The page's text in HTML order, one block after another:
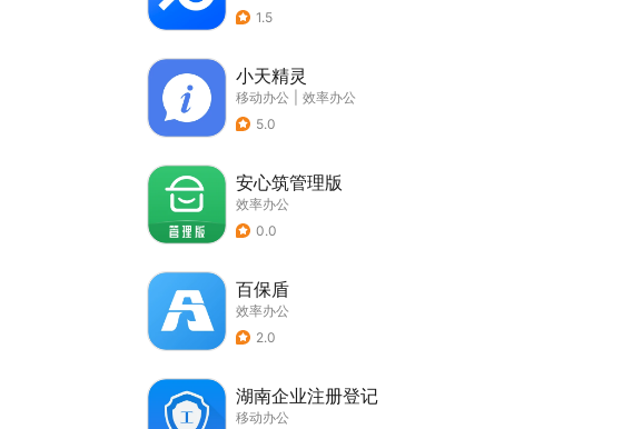
1.5
小天精灵
移动办公
效率办公
5.0
安心筑管理版
效率办公
0.0
百保盾
效率办公
2.0
湖南企业注册登记
移动办公